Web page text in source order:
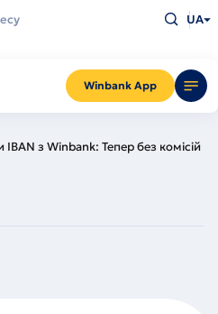
Winbank App
що
Enter
UA
IBAN з Winbank: Тепер без комісій